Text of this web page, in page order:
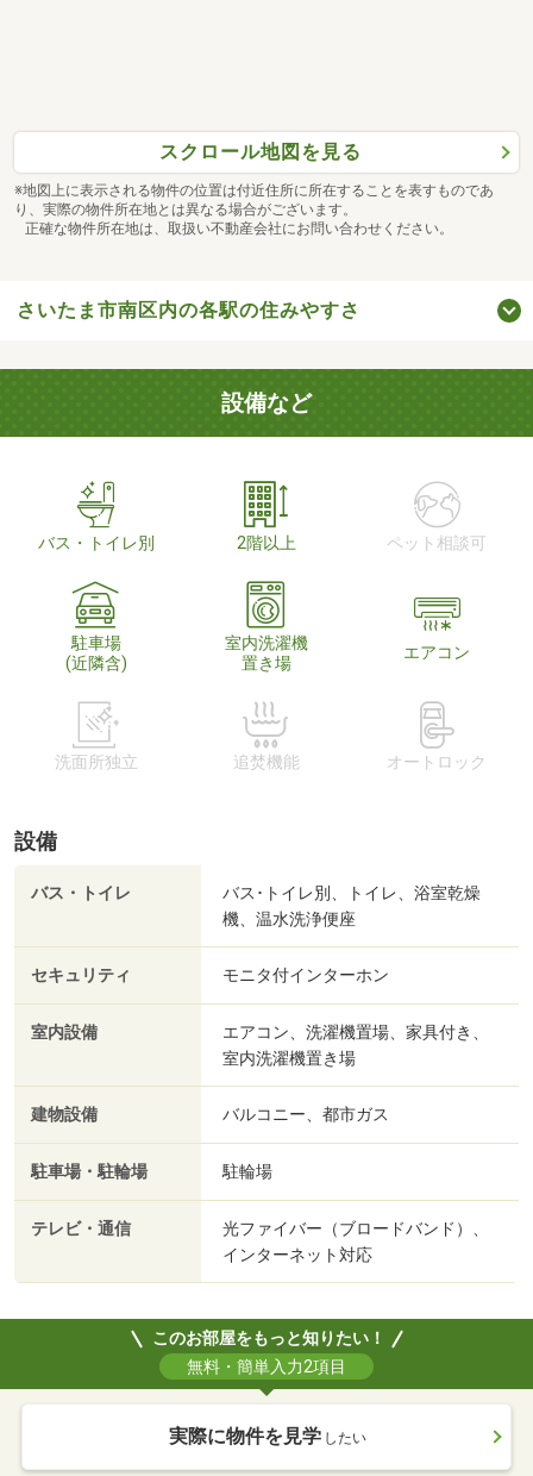
スクロール地図を見る
※地図上に表示される物件の位置は付近住所に所在することを表すものであ
り、実際の物件所在地とは異なる場合がございます。
正確な物件所在地は、取扱い不動産会社にお問い合わせください。
さいたま市南区内の各駅の住みやすさ
設備など
バス・トイレ別 2階以上 ペット相談可
駐車場
(近隣含)
室内洗濯機
置き場
エアコン
洗面所独立 追焚機能 オートロック
設備
バス・トイレ
バス･トイレ別、トイレ、浴室乾燥
機、温水洗浄便座
セキュリティ モニタ付インターホン
室内設備
エアコン、洗濯機置場、家具付き、
室内洗濯機置き場
建物設備 バルコニー、都市ガス
駐車場・駐輪場 駐輪場
テレビ・通信
光ファイバー（ブロードバンド）、
インターネット対応
このお部屋をもっと知りたい！
無料・簡単入力2項目
実際に物件を見学 したい